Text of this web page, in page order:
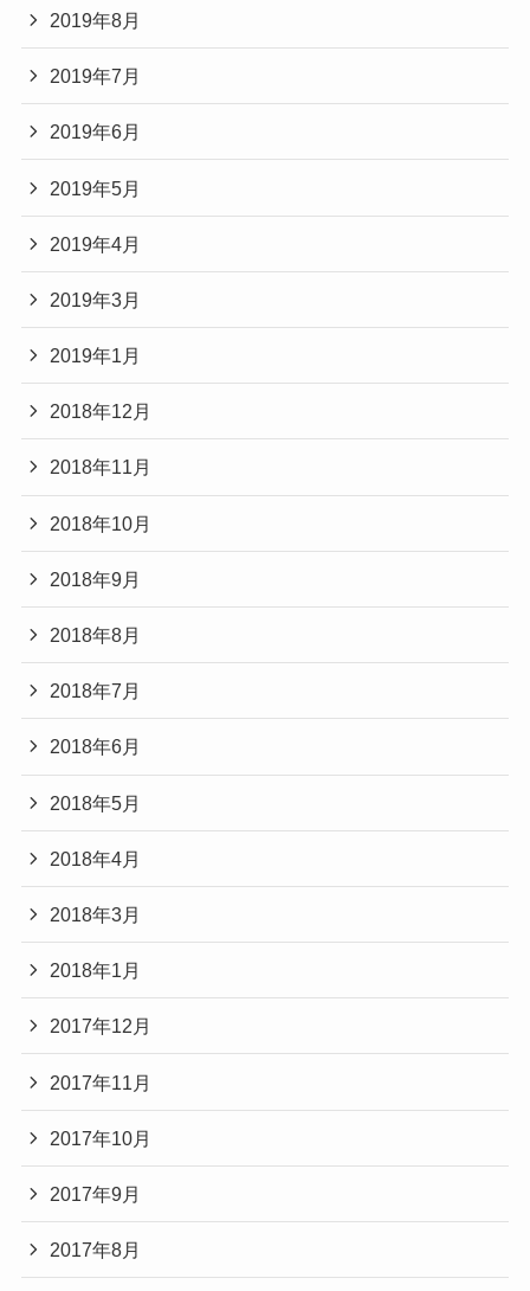
2019年8月
2019年7月
2019年6月
2019年5月
2019年4月
2019年3月
2019年1月
2018年12月
2018年11月
2018年10月
2018年9月
2018年8月
2018年7月
2018年6月
2018年5月
2018年4月
2018年3月
2018年1月
2017年12月
2017年11月
2017年10月
2017年9月
2017年8月